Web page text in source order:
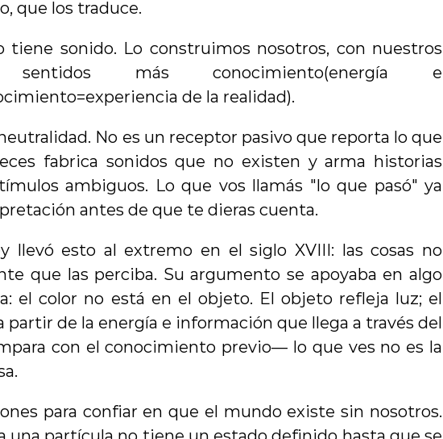
que los traduce.
tiene sonido. Lo construimos nosotros, con nuestros
sentidos más conocimiento(energía e
de la realidad).
No es un receptor pasivo que reporta lo que
fabrica sonidos que no existen y arma historias
ambiguos. Lo que vos llamás "lo que pasó" ya
antes de que te dieras cuenta.
llevó esto al extremo en el siglo XVIII: las cosas no
que las perciba. Su argumento se apoyaba en algo
el color no está en el objeto. El objeto refleja luz; el
partir de la energía e información que llega a través del
con el conocimiento previo— lo que ves no es la
para confiar en que el mundo existe sin nosotros.